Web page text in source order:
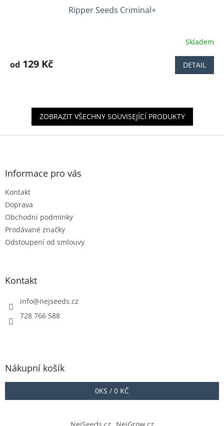
Ripper Seeds Criminal+
Skladem
od 129 Kč DETAIL
ZOBRAZIT VŠECHNY SOUVISEJÍCÍ PRODUKTY
Z
Informace pro vás
Kontakt
Doprava
Obchodní podmínky
Prodávané značky
Odstoupení od smlouvy
Kontakt
info@nejseeds.cz
728 766 588
Nákupní košík
0KS / 0 KČ